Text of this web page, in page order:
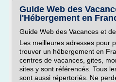
Guide Web des
l'Hébergement en
Guide Web des Vacances et
Les meilleures adresses pour
trouver un hébergement en
centres de vacances, gites,
sites y sont référencés. Tous
sont aussi répertoriés. Ne